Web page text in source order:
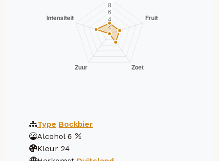
Type Bockbier
Alcohol 6
Kleur 24